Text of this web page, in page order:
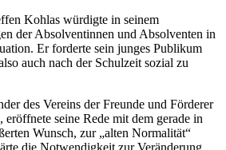
Kohlas würdigte in seinem
der Absolventinnen und Absolventen in
Er forderte sein junges Publikum
auch nach der Schulzeit sozial zu
des Vereins der Freunde und Förderer
eröffnete seine Rede mit dem gerade in
Wunsch, zur „alten Normalität“
die Notwendigkeit zur Veränderung